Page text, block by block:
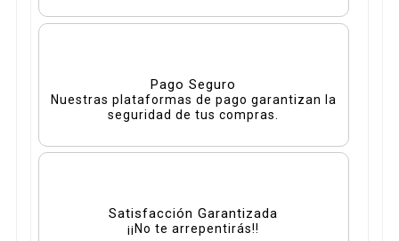
Pago Seguro
Nuestras plataformas de pago garantizan la
seguridad de tus compras.
Satisfacción Garantizada
¡¡No te arrepentirás!!